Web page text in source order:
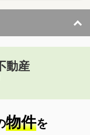
動産
物件を